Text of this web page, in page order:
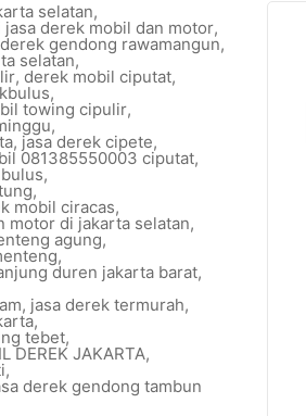
selatan,
jasa derek mobil dan motor,
derek gendong rawamangun,
selatan,
, derek mobil ciputat,
,
towing cipulir,
,
, jasa derek cipete,
081385550003 ciputat,
,
,
mobil ciracas,
motor di jakarta selatan,
agung,
,
duren jakarta barat,
, jasa derek termurah,
,
tebet,
DEREK JAKARTA,
,
derek gendong tambun